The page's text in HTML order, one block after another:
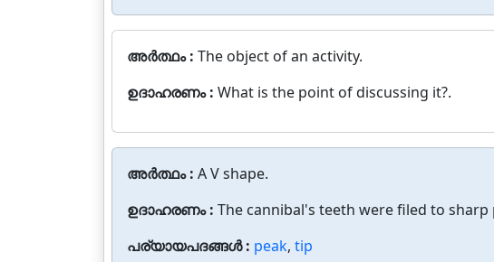
അർത്ഥം : The object of an activity.
ഉദാഹരണം : What is the point of discussing it?.
അർത്ഥം : A V shape.
ഉദാഹരണം : The cannibal's teeth were filed to sharp
പര്യായപദങ്ങൾ : peak, tip